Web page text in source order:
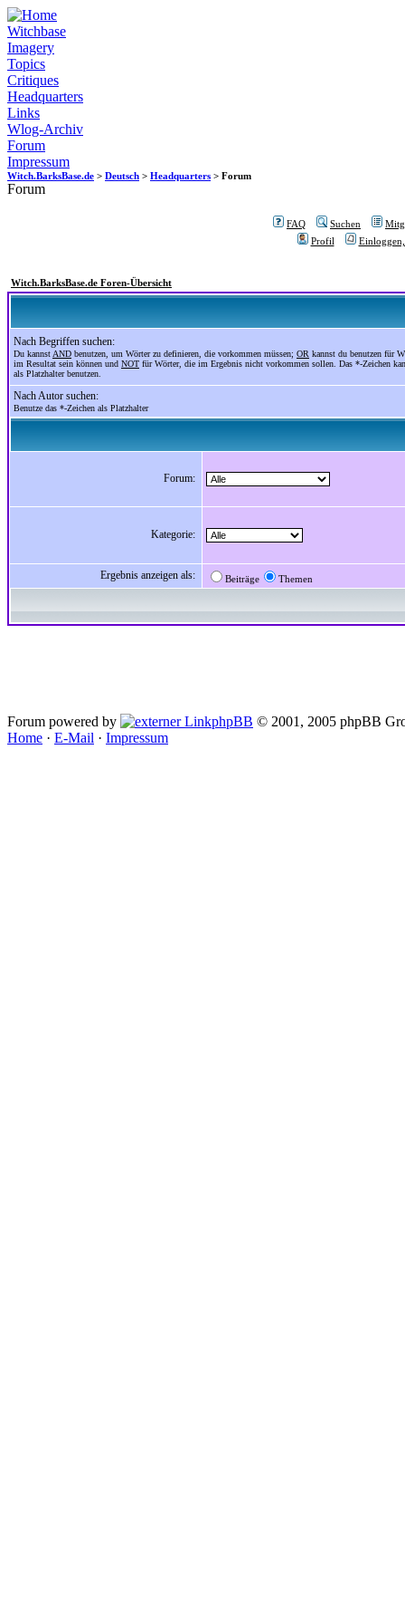
Witchbase
Imagery
Topics
Critiques
Headquarters
Links
Wlog-Archiv
Forum
Impressum
Witch.BarksBase.de > Deutsch > Headquarters > Forum
Forum
FAQ Suchen
Profil
Witch.BarksBase.de Foren-Übersicht
Nach Begriffen suchen:
Du kannst AND benutzen, um Wörter zu definieren, die vorkommen müssen; OR kannst du benutzen für
im Resultat sein können und NOT für Wörter, die im Ergebnis nicht vorkommen sollen. Das *-Zeichen
als Platzhalter benutzen.
Nach Autor suchen:
Benutze das *-Zeichen als Platzhalter
Forum:
Kategorie:
Ergebnis anzeigen als: Beiträge Themen
Forum powered by phpBB © 2001, 2005 phpBB
Home · E-Mail · Impressum